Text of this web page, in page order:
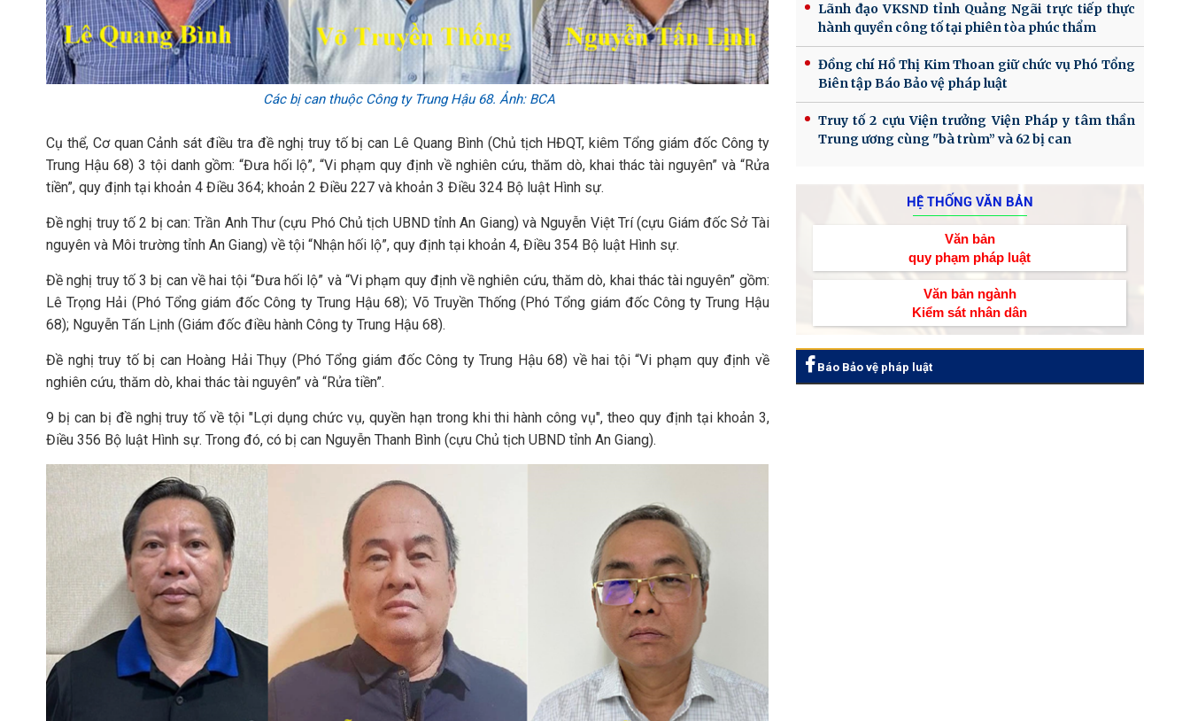
Các bị can thuộc Công ty Trung Hậu 68. Ảnh: BCA
Cụ thể, Cơ quan Cảnh sát điều tra đề nghị truy tố bị can Lê Quang Bình (Chủ tịch HĐQT, kiêm Tổng giám đốc Công ty
Trung Hậu 68) 3 tội danh gồm: “Đưa hối lộ”, “Vi phạm quy định về nghiên cứu, thăm dò, khai thác tài nguyên” và “Rửa
tiền”, quy định tại khoản 4 Điều 364; khoản 2 Điều 227 và khoản 3 Điều 324 Bộ luật Hình sự.
Đề nghị truy tố 2 bị can: Trần Anh Thư (cựu Phó Chủ tịch UBND tỉnh An Giang) và Nguyễn Việt Trí (cựu Giám đốc Sở Tài
nguyên và Môi trường tỉnh An Giang) về tội “Nhận hối lộ”, quy định tại khoản 4, Điều 354 Bộ luật Hình sự.
Đề nghị truy tố 3 bị can về hai tội “Đưa hối lộ” và “Vi phạm quy định về nghiên cứu, thăm dò, khai thác tài nguyên” gồm:
Lê Trọng Hải (Phó Tổng giám đốc Công ty Trung Hậu 68); Võ Truyền Thống (Phó Tổng giám đốc Công ty Trung Hậu
68); Nguyễn Tấn Lịnh (Giám đốc điều hành Công ty Trung Hậu 68).
Đề nghị truy tố bị can Hoàng Hải Thụy (Phó Tổng giám đốc Công ty Trung Hậu 68) về hai tội “Vi phạm quy định về
nghiên cứu, thăm dò, khai thác tài nguyên” và “Rửa tiền”.
9 bị can bị đề nghị truy tố về tội "Lợi dụng chức vụ, quyền hạn trong khi thi hành công vụ", theo quy định tại khoản 3,
Điều 356 Bộ luật Hình sự. Trong đó, có bị can Nguyễn Thanh Bình (cựu Chủ tịch UBND tỉnh An Giang).
Lãnh đạo VKSND tỉnh Quảng Ngãi trực tiếp thực
hành quyền công tố tại phiên tòa phúc thẩm
Đồng chí Hồ Thị Kim Thoan giữ chức vụ Phó Tổng
Biên tập Báo Bảo vệ pháp luật
Truy tố 2 cựu Viện trưởng Viện Pháp y tâm thần
Trung ương cùng "bà trùm” và 62 bị can
HỆ THỐNG VĂN BẢN
Văn bản
quy phạm pháp luật
Văn bản ngành
Kiểm sát nhân dân
Báo Bảo vệ pháp luật